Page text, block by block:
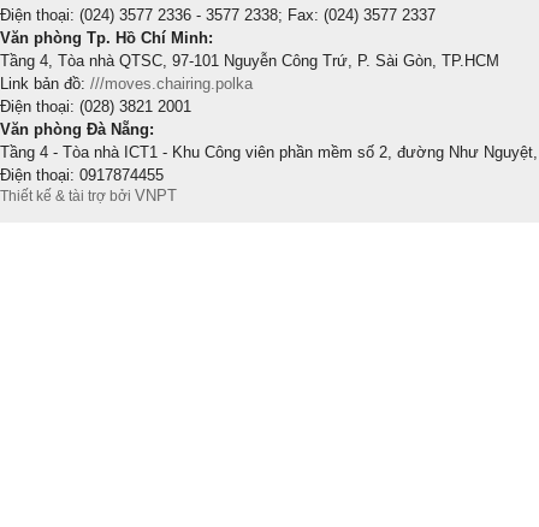
Điện thoại: (024) 3577 2336 - 3577 2338; Fax: (024) 3577 2337
Văn phòng Tp. Hồ Chí Minh:
Tầng 4, Tòa nhà QTSC, 97-101 Nguyễn Công Trứ, P. Sài Gòn, TP.HCM
Link bản đồ: ///moves.chairing.polka
Điện thoại: (028) 3821 2001
Văn phòng Đà Nẵng:
Tầng 4 - Tòa nhà ICT1 - Khu Công viên phần mềm số 2, đường Như
Điện thoại: 0917874455
Thiết kế & tài trợ bởi VNPT